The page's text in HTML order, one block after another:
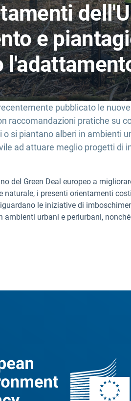
e
pubblicato le
raccomandazioni pratiche su
si piantano alberi in ambienti
ad attuare meglio progetti
del Green Deal europeo a
naturale, i presenti orientamenti
le iniziative di
ambienti urbani e periurbani,